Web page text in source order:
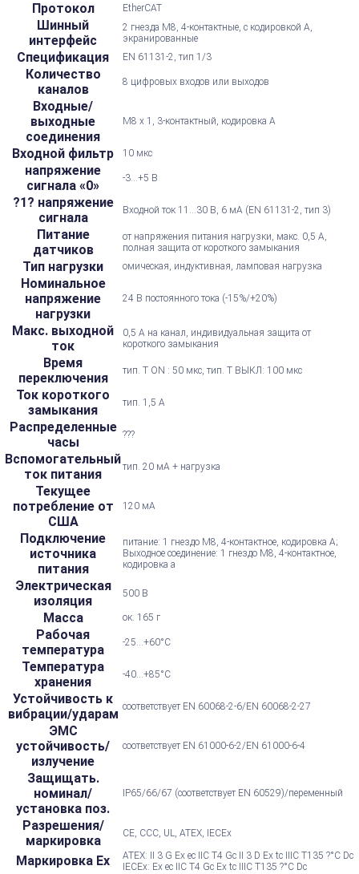
Протокол EtherCAT
Шинный
интерфейс
2 гнезда M8, 4-контактные, с кодировкой А,
экранированные
Спецификация EN 61131-2, тип 1/3
Количество
каналов
8 цифровых входов или выходов
Входные/
выходные
соединения
M8 x 1, 3-контактный, кодировка А
Входной фильтр 10 мкс
напряжение
сигнала «0»
-3...+5 В
?1? напряжение
сигнала
Входной ток 11...30 В, 6 мА (EN 61131-2, тип 3)
Питание
датчиков
от напряжения питания нагрузки, макс. 0,5 А,
полная защита от короткого замыкания
Тип нагрузки омическая, индуктивная, ламповая нагрузка
Номинальное
напряжение
нагрузки
24 В постоянного тока (-15%/+20%)
Макс. выходной
ток
0,5 А на канал, индивидуальная защита от
короткого замыкания
Время
переключения
тип. T ON : 50 мкс, тип. Т ВЫКЛ: 100 мкс
Ток короткого
замыкания
тип. 1,5 А
Распределенные
часы
???
Вспомогательный
ток питания
тип. 20 мА + нагрузка
Текущее
потребление от
США
120 мА
Подключение
источника
питания
питание: 1 гнездо M8, 4-контактное, кодировка А;
Выходное соединение: 1 гнездо M8, 4-контактное,
кодировка a
Электрическая
изоляция
500 В
Масса ок. 165 г
Рабочая
температура
-25...+60°С
Температура
хранения
-40...+85°С
Устойчивость к
вибрации/ударам соответствует EN 60068-2-6/EN 60068-2-27
ЭМС
устойчивость/
излучение
соответствует EN 61000-6-2/EN 61000-6-4
Защищать.
номинал/
установка поз.
IP65/66/67 (соответствует EN 60529)/переменный
Разрешения/
маркировка
CE, CCC, UL, ATEX, IECEx
Маркировка Ex
ATEX: II 3 G Ex ec IIC T4 Gc II 3 D Ex tc IIIC T135 ?°C Dc
IECEx: Ex ec IIC T4 Gc Ex tc IIIC T135 ?°C Dc